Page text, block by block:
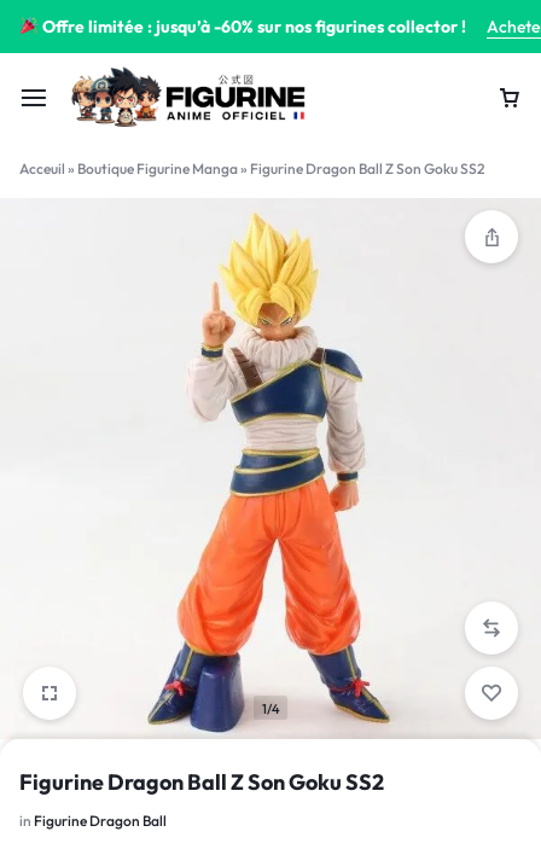
Offre limitée : jusqu’à -60% sur nos figurines collector !
Acceuil » Boutique Figurine Manga» Figurine Dragon Ball Z Son Goku SS2
1/4
Figurine Dragon Ball Z Son Goku SS2
in Figurine Dragon Ball